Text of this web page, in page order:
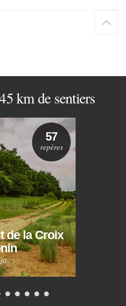
de
km de sentiers
de la Croix
57
repères